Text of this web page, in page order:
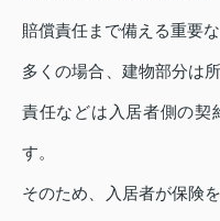
賠償責任まで備える重要な
多くの場合、建物部分は
責任などは入居者側の契
す。
そのため、入居者が保険